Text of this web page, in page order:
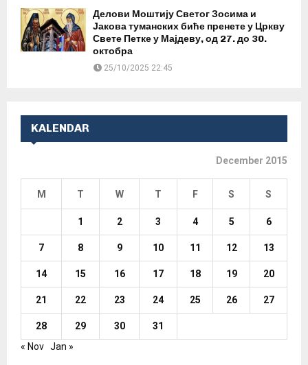
Делови Моштију Светог Зосима и
Јакова туманских биће пренете у Цркву
Свете Петке у Мајдеву, од 27. до 30.
октобра
25/10/2025 22:45
KALENDAR
December 2015
M T W T F S S
1 2 3 4 5 6
7 8 9 10 11 12 13
14 15 16 17 18 19 20
21 22 23 24 25 26 27
28 29 30
31
« Nov Jan »